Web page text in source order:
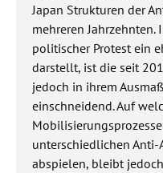
Japan Strukturen der
mehreren
politischer Protest ein
darstellt, ist die seit
jedoch in ihrem
einschneidend. Auf
unterschiedlichen
abspielen, bleibt